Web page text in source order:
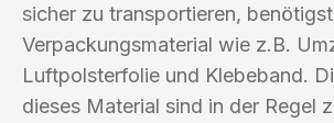
sicher zu transportieren,
Verpackungsmaterial wie z.B.
Luftpolsterfolie und Klebeband.
dieses Material sind in der Regel